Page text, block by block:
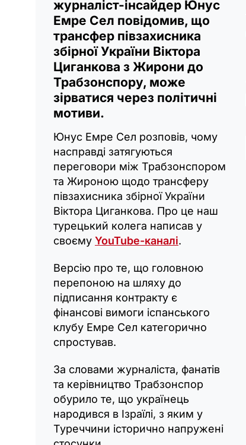
журналіст-інсайдер Юнус
Емре Сел повідомив, що
трансфер півзахисника
збірної України Віктора
Циганкова з Жирони до
Трабзонспору, може
зірватися через політичні
мотиви.
Юнус Емре Сел розповів, чому
насправді затягуються
переговори між Трабзонспором
та Жироною щодо трансферу
півзахисника збірної України
Віктора Циганкова. Про це наш
турецький колега написав у
своєму YouTube-каналі.
Версію про те, що головною
перепоною на шляху до
підписання контракту є
фінансові вимоги іспанського
клубу Емре Сел категорично
спростував.
За словами журналіста, фанатів
та керівництво Трабзонспор
обурило те, що українець
народився в Ізраїлі, з яким у
Туреччини історично напружені